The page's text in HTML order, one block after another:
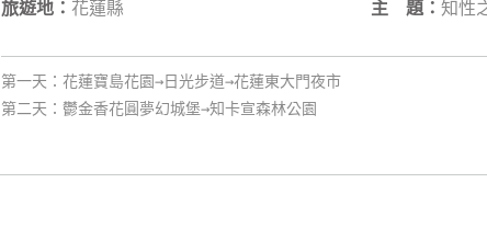
旅遊地： 花蓮縣 主 題： 知性
第一天：花蓮寶島花園→日光步道→花蓮東大門夜市
第二天：鬱金香花圓夢幻城堡→知卡宣森林公園